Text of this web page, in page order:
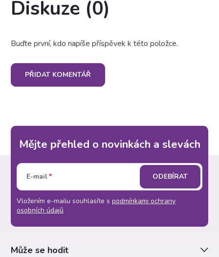
Diskuze (0)
Buďte první, kdo napíše příspěvek k této položce.
PŘIDAT KOMENTÁŘ
Mějte přehled o novinkách a slevách
E-mail
Vložením e-mailu souhlasíte s podmínkami ochrany
osobních údajů
ODEBÍRAT
Může se hodit